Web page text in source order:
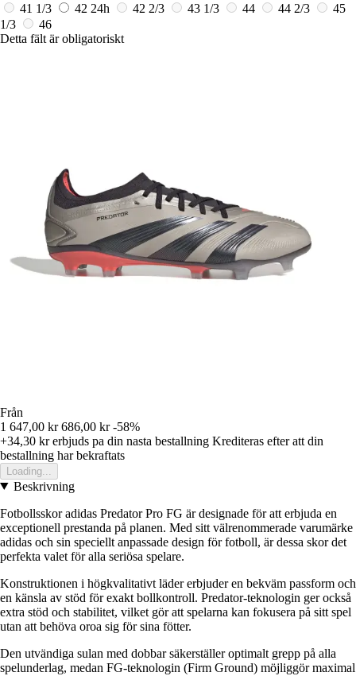
41 1/3
42 24h 42 2/3 43 1/3 44 44 2/3
45
1/3
46
Detta fält är obligatoriskt
Från
1 647,00 kr 686,00 kr -58%
+34,30 krerbjuds pa din nasta bestallning Krediteras efter att din
bestallning har bekraftats
Loading...
Beskrivning
Fotbollsskor adidas Predator Pro FG är designade för att erbjuda en
exceptionell prestanda på planen. Med sitt välrenommerade varumärke
adidas och sin speciellt anpassade design för fotboll, är dessa skor det
perfekta valet för alla seriösa spelare.
Konstruktionen i högkvalitativt läder erbjuder en bekväm passform och
en känsla av stöd för exakt bollkontroll. Predator-teknologin ger också
extra stöd och stabilitet, vilket gör att spelarna kan fokusera på sitt spel
utan att behöva oroa sig för sina fötter.
Den utvändiga sulan med dobbar säkerställer optimalt grepp på alla
spelunderlag, medan FG-teknologin (Firm Ground) möjliggör maximal